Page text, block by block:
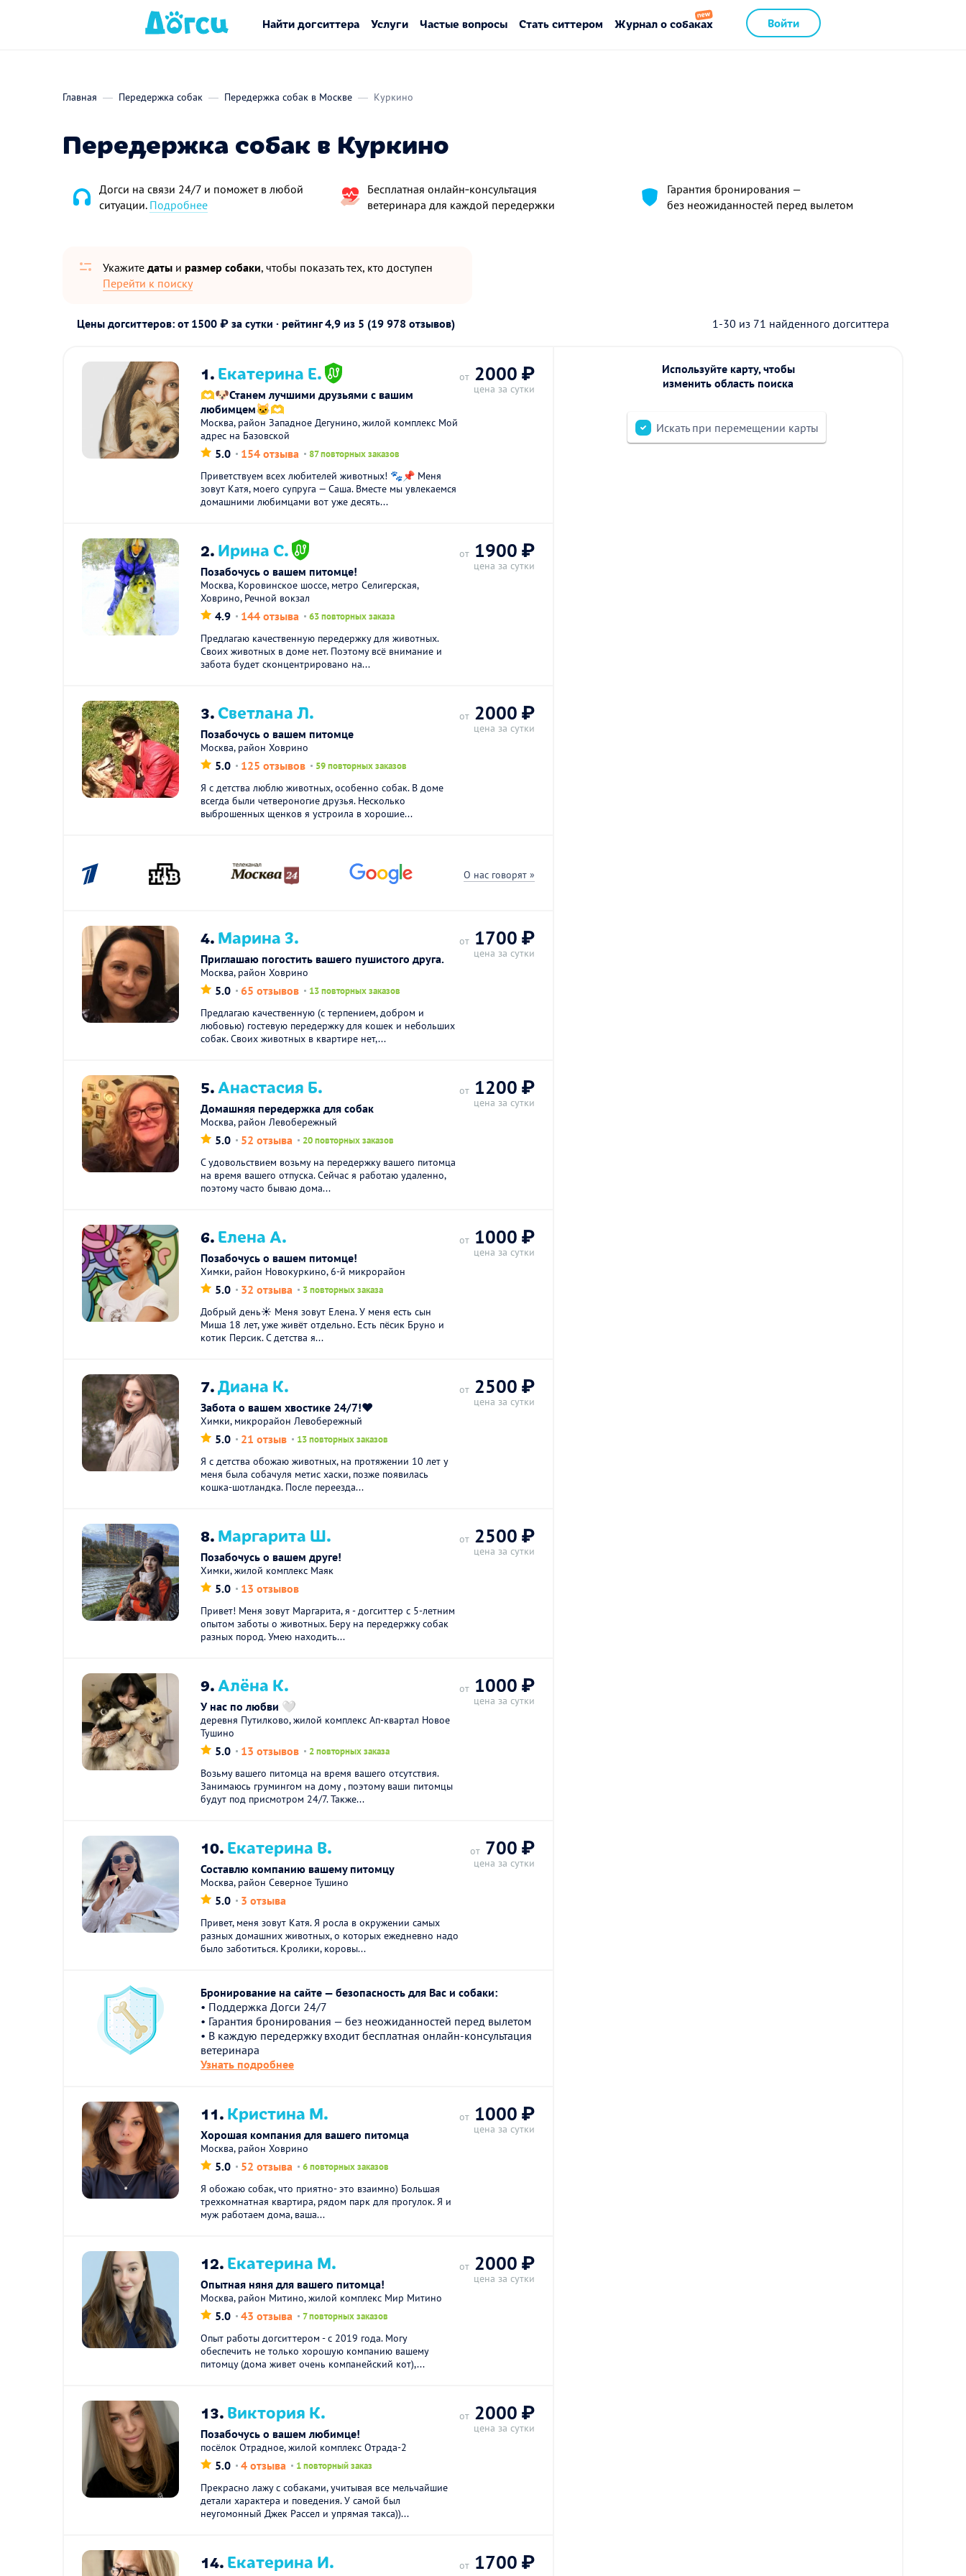
Войти
Найти догситтера Услуги Частые вопросы Стать ситтером Журнал о собаках
Главная Передержка собак Передержка собак в Москве Куркино
Передержка собак в Куркино
Догси на связи 24/7 и поможет в любой
ситуации. Подробнее
Бесплатная онлайн‑консультация
ветеринара для каждой передержки
Гарантия бронирования —
без неожиданностей перед вылетом
Укажите даты и размер собаки, чтобы показать тех, кто доступен
Перейти к поиску
Цены догситтеров: от 1500 ₽ за сутки · рейтинг4,9 из 5 (19 978 отзывов) 1-30 из 71 найденного догситтера
1.Екатерина Е.
🫶🐶Станем лучшими друзьями с вашим
любимцем🐱🫶
Москва, район Западное Дегунино, жилой комплекс Мой
адрес на Базовской
5.0 154 отзыва 87 повторных заказов
Приветствуем всех любителей животных! 🐾📌 Меня
зовут Катя, моего супруга — Саша. Вместе мы увлекаемся
домашними любимцами вот уже десять...
от 2000 ₽
цена за сутки
2.Ирина С.
Позабочусь о вашем питомце!
Москва, Коровинское шоссе, метро Селигерская,
Ховрино, Речной вокзал
4.9 144 отзыва 63 повторных заказа
Предлагаю качественную передержку для животных.
Своих животных в доме нет. Поэтому всё внимание и
забота будет сконцентрировано на...
от 1900 ₽
цена за сутки
3.Светлана Л.
Позабочусь о вашем питомце
Москва, район Ховрино
5.0 125 отзывов 59 повторных заказов
Я с детства люблю животных, особенно собак. В доме
всегда были четвероногие друзья. Несколько
выброшенных щенков я устроила в хорошие...
от 2000 ₽
цена за сутки
О нас говорят »
4.Марина З.
Приглашаю погостить вашего пушистого друга.
Москва, район Ховрино
5.0 65 отзывов 13 повторных заказов
Предлагаю качественную (с терпением, добром и
любовью) гостевую передержку для кошек и небольших
собак. Своих животных в квартире нет,...
от 1700 ₽
цена за сутки
5.Анастасия Б.
Домашняя передержка для собак
Москва, район Левобережный
5.0 52 отзыва 20 повторных заказов
С удовольствием возьму на передержку вашего питомца
на время вашего отпуска. Сейчас я работаю удаленно,
поэтому часто бываю дома...
от 1200 ₽
цена за сутки
6.Елена А.
Позабочусь о вашем питомце!
Химки, район Новокуркино, 6-й микрорайон
5.0 32 отзыва 3 повторных заказа
Добрый день☀️ Меня зовут Елена. У меня есть сын
Миша 18 лет, уже живёт отдельно. Есть пёсик Бруно и
котик Персик. С детства я...
от 1000 ₽
цена за сутки
7.Диана К.
Забота о вашем хвостике 24/7!❤️
Химки, микрорайон Левобережный
5.0 21 отзыв 13 повторных заказов
Я с детства обожаю животных, на протяжении 10 лет у
меня была собачуля метис хаски, позже появилась
кошка-шотландка. После переезда...
от 2500 ₽
цена за сутки
8.Маргарита Ш.
Позабочусь о вашем друге!
Химки, жилой комплекс Маяк
5.0 13 отзывов
Привет! Меня зовут Маргарита, я - догситтер с 5-летним
опытом заботы о животных. Беру на передержку собак
разных пород. Умею находить...
от 2500 ₽
цена за сутки
9.Алёна К.
У нас по любви 🤍
деревня Путилково, жилой комплекс Ап-квартал Новое
Тушино
5.0 13 отзывов 2 повторных заказа
Возьму вашего питомца на время вашего отсутствия.
Занимаюсь грумингом на дому , поэтому ваши питомцы
будут под присмотром 24/7. Также...
от 1000 ₽
цена за сутки
10.Екатерина В.
Составлю компанию вашему питомцу
Москва, район Северное Тушино
5.0 3 отзыва
Привет, меня зовут Катя. Я росла в окружении самых
разных домашних животных, о которых ежедневно надо
было заботиться. Кролики, коровы...
от 700 ₽
цена за сутки
Бронирование на сайте — безопасность для Вас и собаки:
• Поддержка Догси 24/7
• Гарантия бронирования — без неожиданностей перед вылетом
• В каждую передержку входит бесплатная онлайн-консультация
ветеринара
Узнать подробнее
11.Кристина М.
Хорошая компания для вашего питомца
Москва, район Ховрино
5.0 52 отзыва 6 повторных заказов
Я обожаю собак, что приятно- это взаимно) Большая
трехкомнатная квартира, рядом парк для прогулок. Я и
муж работаем дома, ваша...
от 1000 ₽
цена за сутки
12.Екатерина М.
Опытная няня для вашего питомца!
Москва, район Митино, жилой комплекс Мир Митино
5.0 43 отзыва 7 повторных заказов
Опыт работы догситтером - с 2019 года. Могу
обеспечить не только хорошую компанию вашему
питомцу (дома живет очень компанейский кот),...
от 2000 ₽
цена за сутки
13.Виктория К.
Позабочусь о вашем любимце!
посёлок Отрадное, жилой комплекс Отрада-2
5.0 4 отзыва 1 повторный заказ
Прекрасно лажу с собаками, учитывая все мельчайшие
детали характера и поведения. У самой был
неугомонный Джек Рассел и упрямая такса))...
от 2000 ₽
цена за сутки
14.Екатерина И. от 1700 ₽
Используйте карту, чтобы
изменить область поиска
Искать при перемещении карты